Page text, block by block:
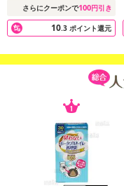
さらにクーポンで100円引き
10.3 ポイント還元